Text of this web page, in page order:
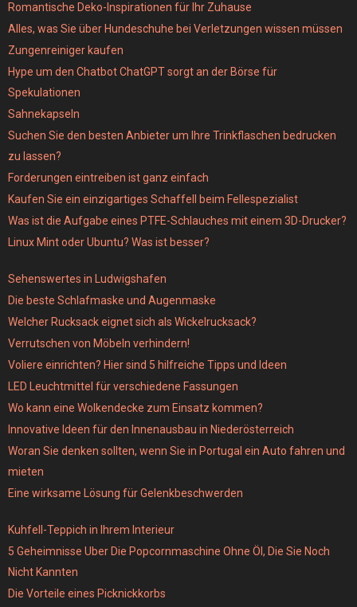
Romantische Deko-Inspirationen für Ihr Zuhause
Alles, was Sie über Hundeschuhe bei Verletzungen wissen müssen
Zungenreiniger kaufen
Hype um den Chatbot ChatGPT sorgt an der Börse für
Spekulationen
Sahnekapseln
Suchen Sie den besten Anbieter um Ihre Trinkflaschen bedrucken
zu lassen?
Forderungen eintreiben ist ganz einfach
Kaufen Sie ein einzigartiges Schaffell beim Fellespezialist
Was ist die Aufgabe eines PTFE-Schlauches mit einem 3D-Drucker?
Linux Mint oder Ubuntu? Was ist besser?
Sehenswertes in Ludwigshafen
Die beste Schlafmaske und Augenmaske
Welcher Rucksack eignet sich als Wickelrucksack?
Verrutschen von Möbeln verhindern!
Voliere einrichten? Hier sind 5 hilfreiche Tipps und Ideen
LED Leuchtmittel für verschiedene Fassungen
Wo kann eine Wolkendecke zum Einsatz kommen?
Innovative Ideen für den Innenausbau in Niederösterreich
Woran Sie denken sollten, wenn Sie in Portugal ein Auto fahren und
mieten
Eine wirksame Lösung für Gelenkbeschwerden
Kuhfell-Teppich in Ihrem Interieur
5 Geheimnisse Uber Die Popcornmaschine Ohne Öl, Die Sie Noch
Nicht Kannten
Die Vorteile eines Picknickkorbs